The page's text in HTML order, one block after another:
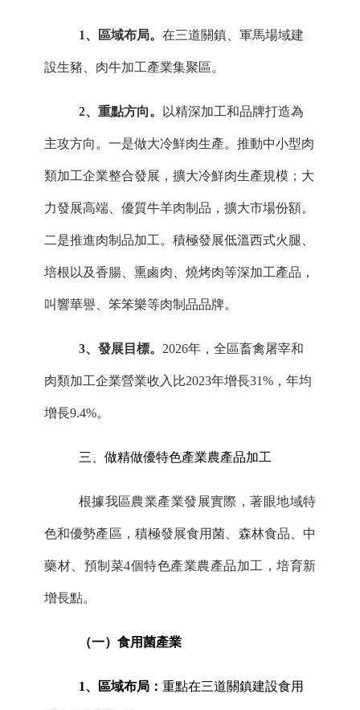
1、 區域布局。 在三道關鎮、軍馬場域建
設生豬 、肉牛加工產業集聚區。
2、 重點方向。 以精深加工和品牌打造為
主攻方向。一是做大冷鮮肉生產。推動中小型肉
類加工企業整合發展，擴大冷鮮肉生產規模；大
力發展高端、優質牛羊肉制品，擴大市場份額。
二是推進肉制品加工。積極發展低溫西式火腿、
培根以及香腸、熏鹵肉、燒烤肉等深加工產品，
叫響華譽、笨笨樂等肉制品品牌。
3、 發展目標。 2026年，全區畜禽屠宰和
肉類加工企業營業收入比2023年增長31%，年均
增長9.4%。
三 、做精做優特色產業農產品加工
根據我區農業產業發展實際，著眼地域特
色和優勢產區，積極發展食用菌、森林食品、中
藥材、預制菜4個特色產業農產品加工，培育新
增長點。
（一） 食用菌產業
1、區域布局： 重點在三道關鎮建設食用